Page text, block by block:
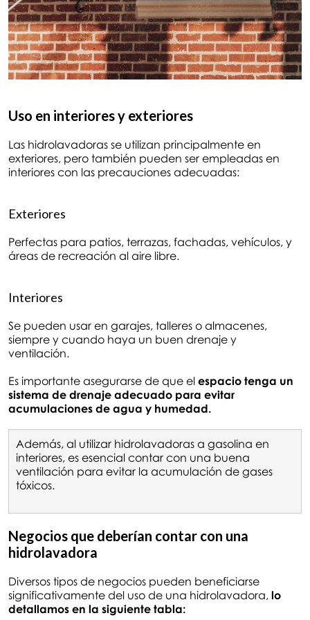
Uso en interiores y exteriores
Las hidrolavadoras se utilizan principalmente en
exteriores, pero también pueden ser empleadas en
interiores con las precauciones adecuadas:
Exteriores
Perfectas para patios, terrazas, fachadas, vehículos, y
áreas de recreación al aire libre.
Interiores
Se pueden usar en garajes, talleres o almacenes,
siempre y cuando haya un buen drenaje y
ventilación.
Es importante asegurarse de que el espacio tenga un
sistema de drenaje adecuado para evitar
acumulaciones de agua y humedad.
Además, al utilizar hidrolavadoras a gasolina en
interiores, es esencial contar con una buena
ventilación para evitar la acumulación de gases
tóxicos.
Negocios que deberían contar con una
hidrolavadora
Diversos tipos de negocios pueden beneficiarse
significativamente del uso de una hidrolavadora, lo
detallamos en la siguiente tabla: